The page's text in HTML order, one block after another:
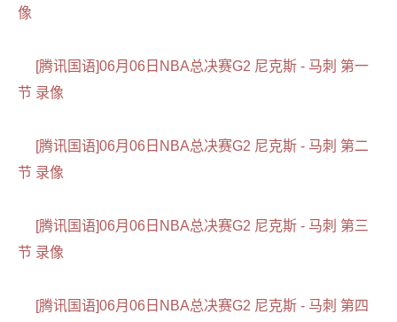
像
[腾讯国语]06月06日NBA总决赛G2 尼克斯 - 马刺 第一
节 录像
[腾讯国语]06月06日NBA总决赛G2 尼克斯 - 马刺 第二
节 录像
[腾讯国语]06月06日NBA总决赛G2 尼克斯 - 马刺 第三
节 录像
[腾讯国语]06月06日NBA总决赛G2 尼克斯 - 马刺 第四